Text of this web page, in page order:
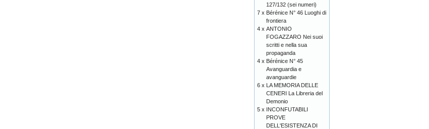
127/132 (sei numeri)
7 x Bérénice N° 46 Luoghi di
frontiera
4 x ANTONIO
FOGAZZARO Nei suoi
scritti e nella sua
propaganda
4 x Bérénice N° 45
Avanguardia e
avanguardie
6 x LA MEMORIA DELLE
CENERI La Libreria del
Demonio
5 x INCONFUTABILI
PROVE
DELL'ESISTENZA DI